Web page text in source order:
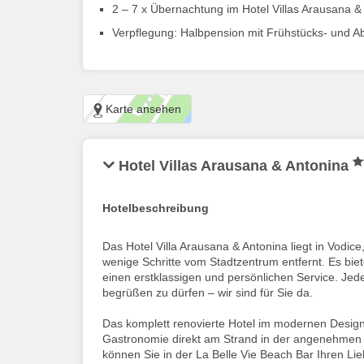
2 – 7 x Übernachtung im Hotel Villas Arausana
Verpflegung: Halbpension mit Frühstücks- und
Karte ansehen
Hotel Villas Arausana & Antonina
Hotelbeschreibung
Das Hotel Villa Arausana & Antonina liegt in
wenige Schritte vom Stadtzentrum entfernt. Es
einen erstklassigen und persönlichen Service.
begrüßen zu dürfen – wir sind für Sie da.
Das komplett renovierte Hotel im modernen
Gastronomie direkt am Strand in der
können Sie in der La Belle Vie Beach Bar Ihren